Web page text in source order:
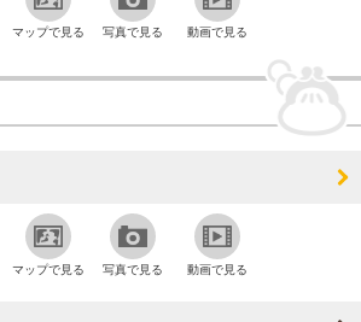
マップで見る 写真で見る 動画で見る
マップで見る 写真で見る 動画で見る